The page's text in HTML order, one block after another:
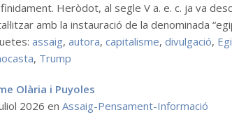
Heròdot, al segle V a. e. c. ja va
amb la instauració de la denominada
assaig, autora, capitalisme, divulgació,
, Trump
Olària i Puyoles
2026 en Assaig-Pensament-Informació